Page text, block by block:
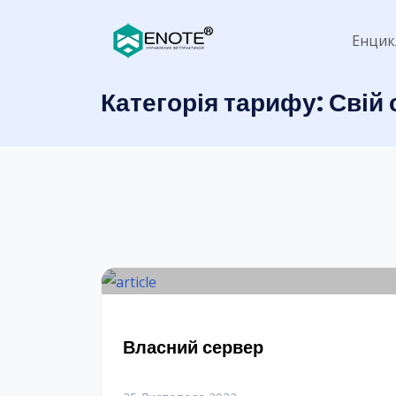
Категорія тарифу: Свій
Власний сервер